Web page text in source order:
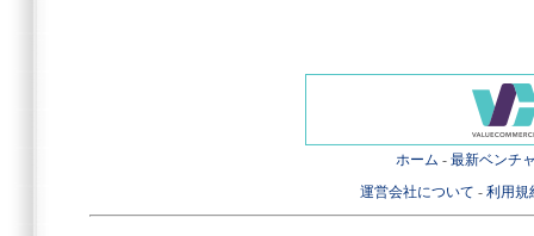
ホーム - 最新ベンチ
運営会社について - 利用規